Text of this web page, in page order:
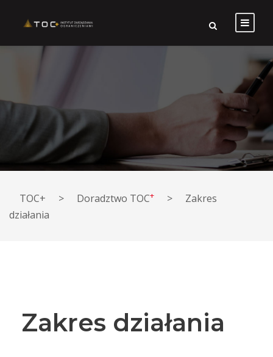
TOC+ > Doradztwo TOC+ >
Zakres
działania
Zakres działania